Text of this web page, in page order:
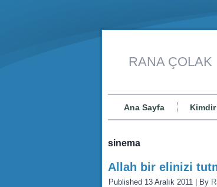
RANA ÇOLAK
Ana Sayfa Kimdir
sinema
Allah bir elinizi
Published 13 Aralık 2011 By